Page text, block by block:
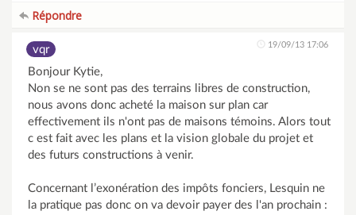
Répondre
vqr 19/09/13 17:06
Bonjour Kytie,
Non se ne sont pas des terrains libres de construction,
nous avons donc acheté la maison sur plan car
effectivement ils n'ont pas de maisons témoins. Alors tout
c est fait avec les plans et la vision globale du projet et
des futurs constructions à venir.
Concernant l’exonération des impôts fonciers, Lesquin ne
la pratique pas donc on va devoir payer des l'an prochain :